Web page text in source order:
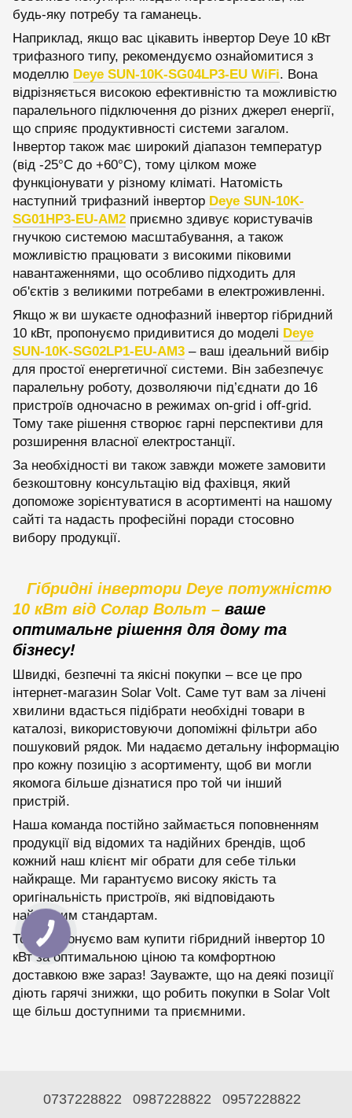
будь-яку потребу та гаманець.
Наприклад, якщо вас цікавить інвертор Deye 10 кВт
трифазного типу, рекомендуємо ознайомитися з
моделлю Deye SUN-10K-SG04LP3-EU WiFi. Вона
відрізняється високою ефективністю та можливістю
паралельного підключення до різних джерел енергії,
що сприяє продуктивності системи загалом.
Інвертор також має широкий діапазон температур
(від -25°C до +60°C), тому цілком може
функціонувати у різному кліматі. Натомість
наступний трифазний інвертор Deye SUN-10K-
SG01HP3-EU-AM2 приємно здивує користувачів
гнучкою системою масштабування, а також
можливістю працювати з високими піковими
навантаженнями, що особливо підходить для
об'єктів з великими потребами в електроживленні.
Якщо ж ви шукаєте однофазний інвертор гібридний
10 кВт, пропонуємо придивитися до моделі Deye
SUN-10K-SG02LP1-EU-AM3 – ваш ідеальний вибір
для простої енергетичної системи. Він забезпечує
паралельну роботу, дозволяючи під’єднати до 16
пристроїв одночасно в режимах on-grid і off-grid.
Тому таке рішення створює гарні перспективи для
розширення власної електростанції.
За необхідності ви також завжди можете замовити
безкоштовну консультацію від фахівця, який
допоможе зорієнтуватися в асортименті на нашому
сайті та надасть професійні поради стосовно
вибору продукції.
Гібридні інвертори Deye потужністю
10 кВт від Солар Вольт – ваше
оптимальне рішення для дому та
бізнесу!
Швидкі, безпечні та якісні покупки – все це про
інтернет-магазин Solar Volt. Саме тут вам за лічені
хвилини вдасться підібрати необхідні товари в
каталозі, використовуючи допоміжні фільтри або
пошуковий рядок. Ми надаємо детальну інформацію
про кожну позицію з асортименту, щоб ви могли
якомога більше дізнатися про той чи інший
пристрій.
Наша команда постійно займається поповненням
продукції від відомих та надійних брендів, щоб
кожний наш клієнт міг обрати для себе тільки
найкраще. Ми гарантуємо високу якість та
оригінальність пристроїв, які відповідають
найвищим стандартам.
Тож пропонуємо вам купити гібридний інвертор 10
кВт за оптимальною ціною та комфортною
доставкою вже зараз! Зауважте, що на деякі позиції
діють гарячі знижки, що робить покупки в Solar Volt
ще більш доступними та приємними.
0737228822 0987228822 0957228822